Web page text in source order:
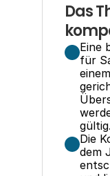
Das
Eine
für
gültig.
Die
dem